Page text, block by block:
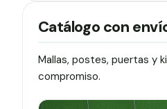
Catálogo con
Mallas, postes, puertas y
compromiso.